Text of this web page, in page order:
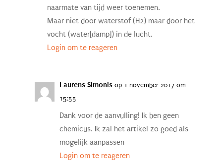
naarmate van tijd weer toenemen.
Maar niet door waterstof (H2) maar door het
vocht (water[damp]) in de lucht.
Login om te reageren
Laurens Simonis op 1 november 2017 om
15:55
Dank voor de aanvulling! Ik ben geen
chemicus. Ik zal het artikel zo goed als
mogelijk aanpassen
Login om te reageren